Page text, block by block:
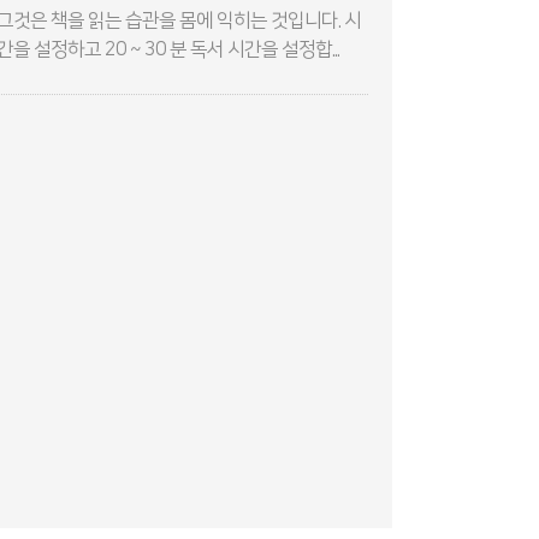
것은 책을 읽는 습관을 몸에 익히는 것입니다. 시
을 설정하고 20 ~ 30 분 독서 시간을 설정합...